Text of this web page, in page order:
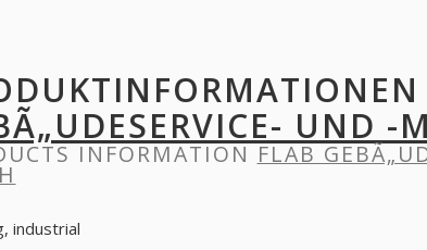
UND -
INFORMATION FLAB
industrial